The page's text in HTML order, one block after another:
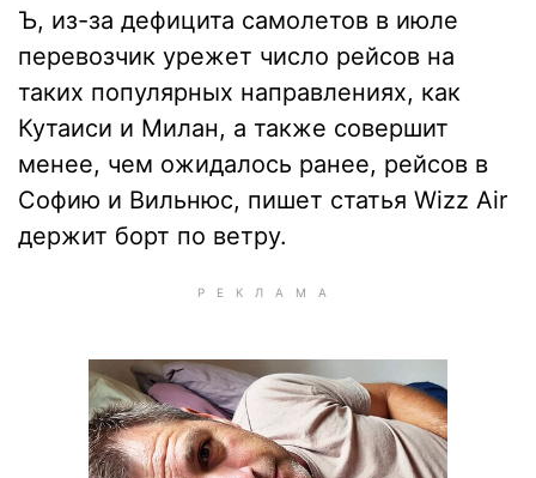
Ъ, из-за дефицита самолетов в июле
перевозчик урежет число рейсов на
таких популярных направлениях, как
Кутаиси и Милан, а также совершит
менее, чем ожидалось ранее, рейсов в
Софию и Вильнюс, пишет статья Wizz Air
держит борт по ветру.